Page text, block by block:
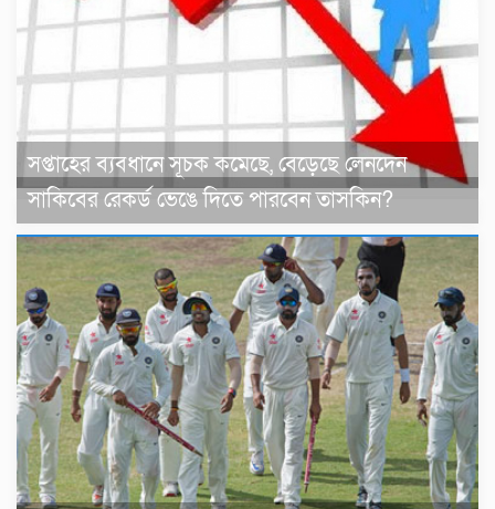
সপ্তাহের ব্যবধানে সূচক কমেছে, বেড়েছে লেনদেন
সাকিবের রেকর্ড ভেঙে দিতে পারবেন তাসকিন?